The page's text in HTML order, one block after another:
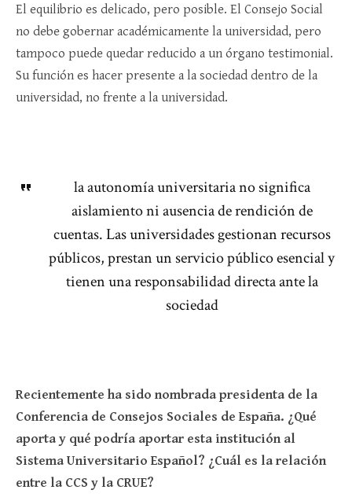
El equilibrio es delicado, pero posible. El Consejo Social
no debe gobernar académicamente la universidad, pero
tampoco puede quedar reducido a un órgano testimonial.
Su función es hacer presente a la sociedad dentro de la
universidad, no frente a la universidad.
la autonomía universitaria no significa
aislamiento ni ausencia de rendición de
cuentas. Las universidades gestionan recursos
públicos, prestan un servicio público esencial y
tienen una responsabilidad directa ante la
sociedad
Recientemente ha sido nombrada presidenta de la
Conferencia de Consejos Sociales de España. ¿Qué
aporta y qué podría aportar esta institución al
Sistema Universitario Español? ¿Cuál es la relación
entre la CCS y la CRUE?